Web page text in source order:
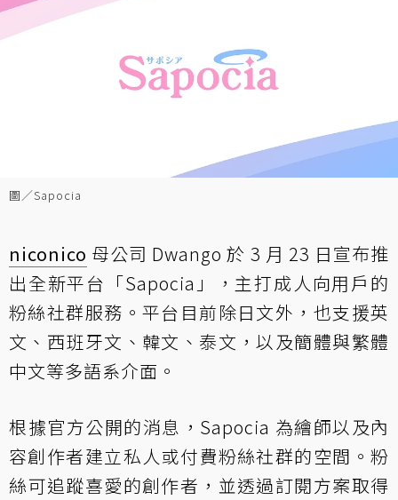
圖／Sapocia
niconico 母公司 Dwango 於 3 月 23 日宣布推
出全新平台「Sapocia」，主打成人向用戶的
粉絲社群服務。平台目前除日文外，也支援英
文、西班牙文、韓文、泰文，以及簡體與繁體
中文等多語系介面。
根據官方公開的消息，Sapocia 為繪師以及內
容創作者建立私人或付費粉絲社群的空間。粉
絲可追蹤喜愛的創作者，並透過訂閱方案取得